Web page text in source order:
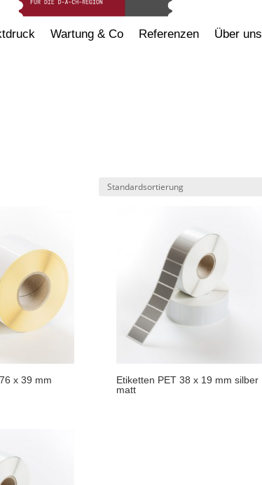
Wartung & Co Referenzen Über uns
x 39 mm
Etiketten PET 38 x 19 mm silber
matt